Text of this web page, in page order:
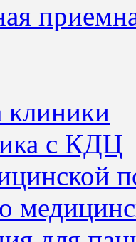
клиники
с КДЦ